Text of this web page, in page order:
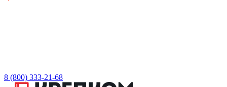
8 (800) 333-21-68